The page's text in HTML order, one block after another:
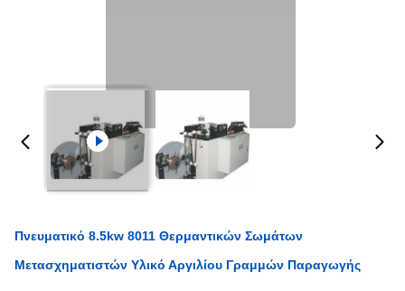
Πνευματικό 8.5kw 8011 Θερμαντικών Σωμάτων
Μετασχηματιστών Υλικό Αργιλίου Γραμμών Παραγωγής